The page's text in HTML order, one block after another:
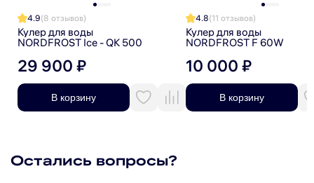
Световые индикаторы нагрева и охлаждения
Каплесборник для аккуратного использования
Климатический класс ST, T
Компактные размеры и лаконичный дизайн
созданный для комфортного ежедневного использования.
4.9(8 отзывов)
Кулер для воды
NORDFROST Ice - QK 500
29 900 ₽
В корзину
4.8(11 отзывов)
Кулер для воды
NORDFROST F 60W
10 000 ₽
В корзину
Остались вопросы?